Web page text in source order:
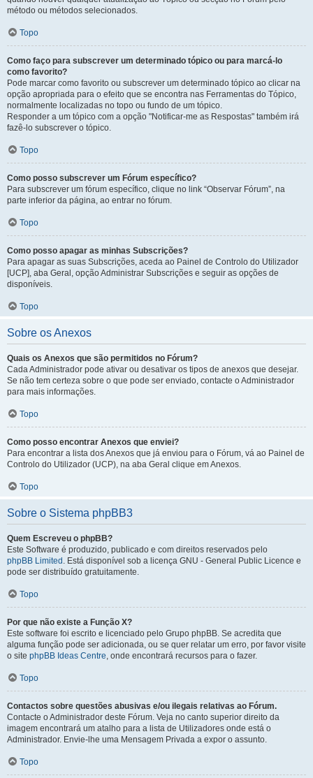
método ou métodos selecionados.
Topo
Como faço para subscrever um determinado tópico ou para marcá-lo
como favorito?
Pode marcar como favorito ou subscrever um determinado tópico ao clicar na
opção apropriada para o efeito que se encontra nas Ferramentas do Tópico,
normalmente localizadas no topo ou fundo de um tópico.
Responder a um tópico com a opção "Notificar-me as Respostas" também irá
fazê-lo subscrever o tópico.
Topo
Como posso subscrever um Fórum específico?
Para subscrever um fórum específico, clique no link “Observar Fórum”, na
parte inferior da página, ao entrar no fórum.
Topo
Como posso apagar as minhas Subscrições?
Para apagar as suas Subscrições, aceda ao Painel de Controlo do Utilizador
[UCP], aba Geral, opção Administrar Subscrições e seguir as opções de
disponíveis.
Topo
Sobre os Anexos
Quais os Anexos que são permitidos no Fórum?
Cada Administrador pode ativar ou desativar os tipos de anexos que desejar.
Se não tem certeza sobre o que pode ser enviado, contacte o Administrador
para mais informações.
Topo
Como posso encontrar Anexos que enviei?
Para encontrar a lista dos Anexos que já enviou para o Fórum, vá ao Painel de
Controlo do Utilizador (UCP), na aba Geral clique em Anexos.
Topo
Sobre o Sistema phpBB3
Quem Escreveu o phpBB?
Este Software é produzido, publicado e com direitos reservados pelo
phpBB Limited . Está disponível sob a licença GNU - General Public Licence e
pode ser distribuído gratuitamente.
Topo
Por que não existe a Função X?
Este software foi escrito e licenciado pelo Grupo phpBB. Se acredita que
alguma função pode ser adicionada, ou se quer relatar um erro, por favor visite
o site phpBB Ideas Centre, onde encontrará recursos para o fazer.
Topo
Contactos sobre questões abusivas e/ou ilegais relativas ao Fórum.
Contacte o Administrador deste Fórum. Veja no canto superior direito da
imagem encontrará um atalho para a lista de Utilizadores onde está o
Administrador. Envie-lhe uma Mensagem Privada a expor o assunto.
Topo